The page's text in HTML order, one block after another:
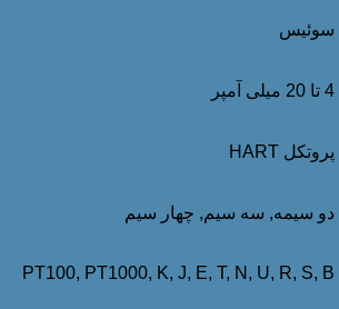
سوئیس
4 تا 20 میلی آمپر
پروتکل HART
دو سیمه, سه سیم, چهار سیم
PT100, PT1000, K, J, E, T, N, U, R, S, B